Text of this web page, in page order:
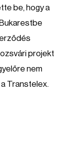
be, hogy a
projekt
nem
Transtelex.